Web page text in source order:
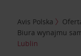
Avis Polska
Biura wynajmu
Lublin